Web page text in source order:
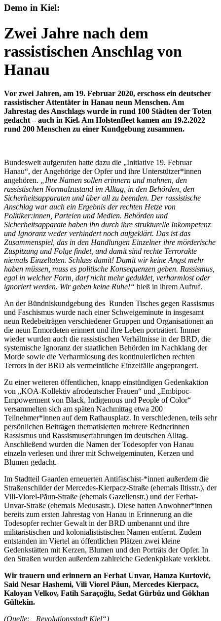
Demo in Kiel:
Zwei Jahre nach dem
rassistischen Anschlag von
Hanau
Vor zwei Jahren, am 19. Februar 2020, erschoss ein deutscher
rassistischer Attentäter in Hanau neun Menschen. Am
Jahrestag des Anschlags wurde in rund 100 Städten der Toten
gedacht – auch in Kiel. Am Holstenfleet kamen am 19.2.2022
rund 200 Menschen zu einer Kundgebung zusammen.
Bundesweit aufgerufen hatte dazu die „Initiative 19. Februar
Hanau“, der Angehörige der Opfer und ihre Unterstützer*innen
angehören. „Ihre Namen sollen erinnern und mahnen, den
rassistischen Normalzustand im Alltag, in den Behörden, den
Sicherheitsapparaten und über all zu beenden. Der rassistische
Anschlag war auch ein Ergebnis der rechten Hetze von
Politiker:innen, Parteien und Medien. Behörden und
Sicherheitsapparate haben ihn durch ihre strukturelle Inkompetenz
und Ignoranz weder verhindert noch aufgeklärt. Das ist das
Zusammenspiel, das in den Handlungen Einzelner ihre mörderische
Zuspitzung und Folge findet, und damit sind rechte Terrorakte
niemals Einzeltaten. Schluss damit! Damit wir keine Angst mehr
haben müssen, muss es politische Konsequenzen geben. Rassismus,
egal in welcher Form, darf nicht mehr geduldet, verharmlost oder
ignoriert werden. Wir geben keine Ruhe!“ hieß in ihrem Aufruf.
An der Bündniskundgebung des Runden Tisches gegen Rassismus
und Faschismus wurde nach einer Schweigeminute in insgesamt
neun Redebeiträgen verschiedener Gruppen und Organisationen an
die neun Ermordeten erinnert und ihre Leben porträtiert. Immer
wieder wurden auch die rassistischen Verhältnisse in der BRD, die
systemische Ignoranz der staatlichen Behörden im Nachklang der
Morde sowie die Verharmlosung des kontinuierlichen rechten
Terrors in der BRD als vermeintliche Einzelfälle angeprangert.
Zu einer weiteren öffentlichen, knapp einstündigen Gedenkaktion
von „KOA-Kollektiv afrodeutscher Frauen“ und „Embipoc-
Empowerment von Black, Indigenous und People of Color“
versammelten sich am späten Nachmittag etwa 200
Teilnehmer*innen auf dem Rathausplatz. In verschiedenen, teils sehr
persönlichen Beiträgen thematisierten mehrere Rednerinnen
Rassismus und Rassismuserfahrungen im deutschen Alltag.
Anschließend wurden die Namen der Todesopfer von Hanau
einzeln verlesen und ihrer mit Schweigeminuten, Kerzen und
Blumen gedacht.
Im Stadtteil Gaarden erneuerten Antifaschist-*innen außerdem die
Straßenschilder der Mercedes-Kierpacz-Straße (ehemals Iltisstr.), der
Vili-Viorel-Păun-Straße (ehemals Gazellenstr.) und der Ferhat-
Unvar-Straße (ehemals Medusastr.). Diese hatten Anwohner*innen
bereits zum ersten Jahrestag von Hanau in Erinnerung an die
Todesopfer rechter Gewalt in der BRD umbenannt und ihre
militaristischen und kolonialististischen Namen entfernt. Zudem
entstanden im Viertel an öffentlichen Plätzen zwei kleine
Gedenkstätten mit Kerzen, Blumen und den Porträts der Opfer. In
den Straßen wurden außerdem zahlreiche Gedenkplakate verklebt.
Wir trauern und erinnern an Ferhat Unvar, Hamza Kurtović,
Said Nesar Hashemi, Vili Viorel Păun, Mercedes Kierpacz,
Kaloyan Velkov, Fatih Saraçoğlu, Sedat Gürbüz und Gökhan
Gültekin.
(Quelle: „Revolutionsstadt Kiel“)